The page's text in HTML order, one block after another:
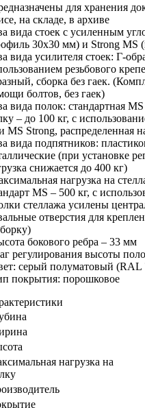
для хранения
на складе, в архиве
вида стоек с усиленным
30х30 мм) и Strong MS
вида усилителя стоек: Г-
резьбового
сборка без гаек.
болтов, без гаек)
вида полок: стандартная
– до 100 кг, с
MS Strong, распределенная
вида подпятников:
(при установке
снижается до 400 кг)
нагрузка на
MS – 500 кг, с
стеллажа усилены
отверстия для
бокового ребра – 33 мм
регулирования высоты
серый полуматовый (RAL
покрытия: порошковое
нагрузка на